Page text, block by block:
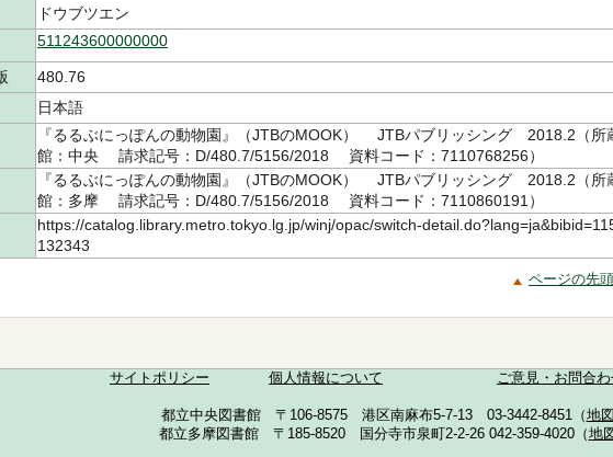
ドウブツエン
511243600000000
480.76
日本語
『るるぶにっぽんの動物園』（JTBのMOOK） JTBパブリッシング 2018.2（所
館：中央 請求記号：D/480.7/5156/2018 資料コード：7110768256）
『るるぶにっぽんの動物園』（JTBのMOOK） JTBパブリッシング 2018.2（所
館：多摩 請求記号：D/480.7/5156/2018 資料コード：7110860191）
https://catalog.library.metro.tokyo.lg.jp/winj/opac/switch-
132343
ページの先
サイトポリシー 個人情報について ご意見・お問合
都立中央図書館 〒106-8575 港区南麻布5-7-13 03-3442-8451（地
都立多摩図書館 〒185-8520 国分寺市泉町2-2-26 042-359-4020（地